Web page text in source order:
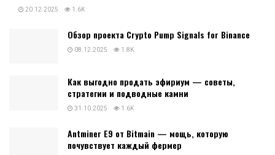
20.12.2025 1.6K
Обзор проекта Crypto Pump Signals for Binance
08.12.2025 1.8K
Как выгодно продать эфириум — советы,
стратегии и подводные камни
31.10.2025 1.6K
Antminer E9 от Bitmain — мощь, которую
почувствует каждый фермер